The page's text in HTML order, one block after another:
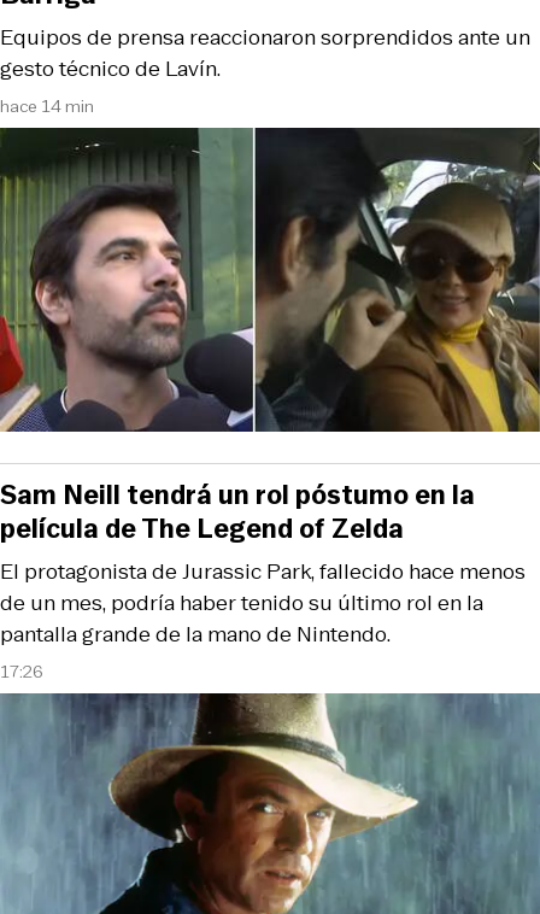
hace 14 min
Equipos de prensa reaccionaron sorprendidos ante un
gesto técnico de Lavín.
17:26
El protagonista de Jurassic Park, fallecido hace menos
de un mes, podría haber tenido su último rol en la
pantalla grande de la mano de Nintendo.
Sam Neill tendrá un rol póstumo en la
película de The Legend of Zelda